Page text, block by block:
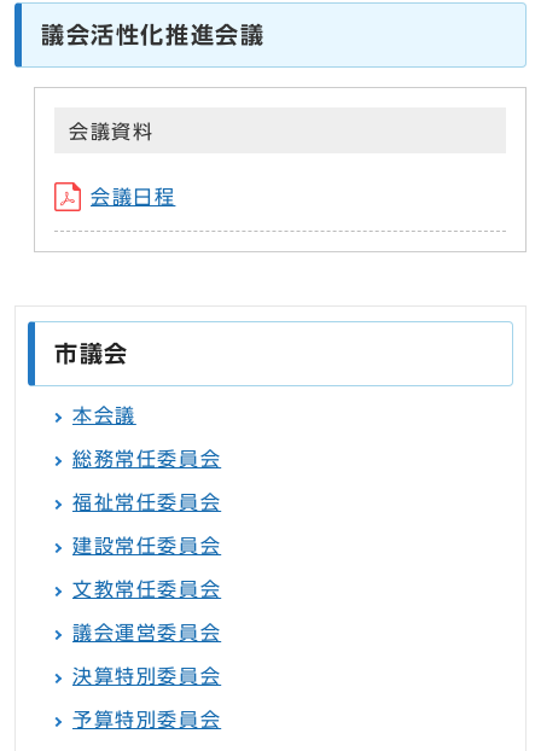
議会活性化推進会議
会議資料
会議日程
市議会
本会議
総務常任委員会
福祉常任委員会
建設常任委員会
文教常任委員会
議会運営委員会
決算特別委員会
予算特別委員会